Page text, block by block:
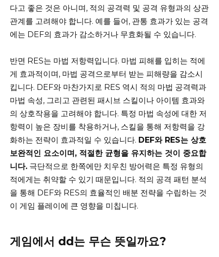
다고 좋은 것은 아니며, 적의 공격력 및 공격 유형과의 상관
관계를 고려해야 합니다. 예를 들어, 관통 효과가 있는 공격
에는 DEF의 효과가 감소하거나 무효화될 수 있습니다.
반면 RES는 마법 저항력입니다. 마법 피해를 입히는 적에
게 효과적이며, 마법 공격으로부터 받는 피해량을 감소시
킵니다. DEF와 마찬가지로 RES 역시 적의 마법 공격력과
마법 속성, 그리고 관련된 패시브 스킬이나 아이템 효과와
의 상호작용을 고려해야 합니다. 특정 마법 속성에 대한 저
항력이 높은 장비를 착용하거나, 스킬을 통해 저항력을 강
화하는 전략이 효과적일 수 있습니다. DEF와 RES는 상호
보완적인 요소이며, 적절한 균형을 유지하는 것이 중요합
니다. 극단적으로 한쪽에만 치우친 방어력은 특정 유형의
적에게는 취약할 수 있기 때문입니다. 적의 공격 패턴 분석
을 통해 DEF와 RES의 효율적인 배분 전략을 수립하는 것
이 게임 플레이에 큰 영향을 미칩니다.
게임에서 dd는 무슨 뜻일까요?